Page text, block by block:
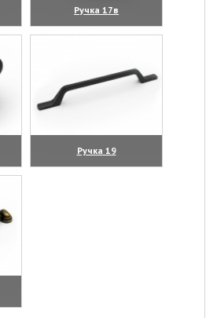
Ручка 17в
(увеличить)
Ручка 19
(увеличить)